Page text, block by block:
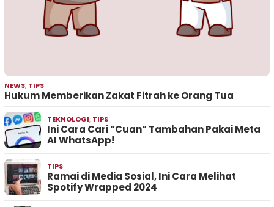
NEWS, TIPS
Hukum Memberikan Zakat Fitrah ke Orang Tua
TEKNOLOGI, TIPS
Ini Cara Cari “Cuan” Tambahan Pakai Meta
AI WhatsApp!
TIPS
Ramai di Media Sosial, Ini Cara Melihat
Spotify Wrapped 2024